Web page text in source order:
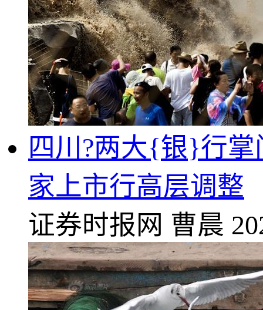
四川?两大{银}行
家上市行高层调整
证券时报网 曹晨